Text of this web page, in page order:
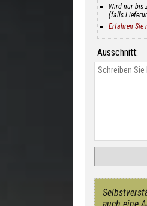
Wird nur bis
(falls
Erfahren Sie
Ausschnitt: